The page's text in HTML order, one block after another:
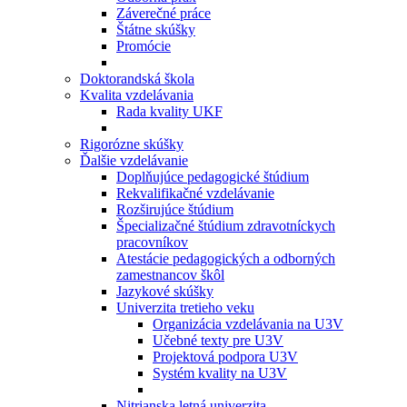
Záverečné práce
Štátne skúšky
Promócie
Doktorandská škola
Kvalita vzdelávania
Rada kvality UKF
Rigorózne skúšky
Ďalšie vzdelávanie
Doplňujúce pedagogické štúdium
Rekvalifikačné vzdelávanie
Rozširujúce štúdium
Špecializačné štúdium zdravotníckych
pracovníkov
Atestácie pedagogických a odborných
zamestnancov škôl
Jazykové skúšky
Univerzita tretieho veku
Organizácia vzdelávania na U3V
Učebné texty pre U3V
Projektová podpora U3V
Systém kvality na U3V